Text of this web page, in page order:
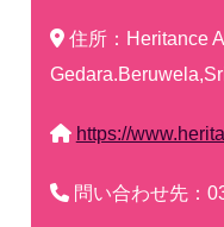
住所：Heritance
https://
問い合わせ先：